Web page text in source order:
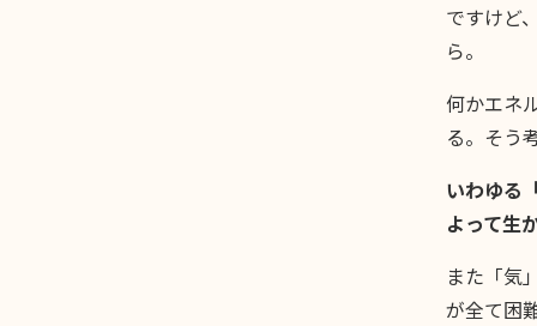
ですけど
ら。
何かエネ
る。そう
いわゆる
よって生
また「気
が全て困